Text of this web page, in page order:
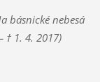
básnické nebesá
† 1. 4. 2017)